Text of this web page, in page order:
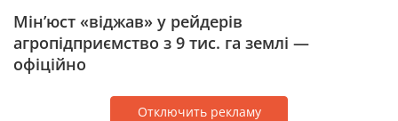
Мін’юст «віджав» у рейдерів
агропідприємство з 9 тис. га землі —
офіційно
Отключить рекламу